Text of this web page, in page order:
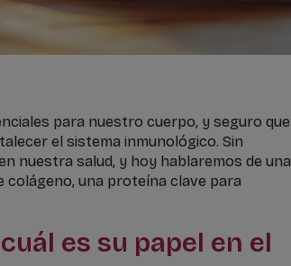
para nuestro cuerpo, y seguro que
el sistema inmunológico. Sin
nuestra salud, y hoy hablaremos de una
colágeno, una proteína clave para
es su papel en el